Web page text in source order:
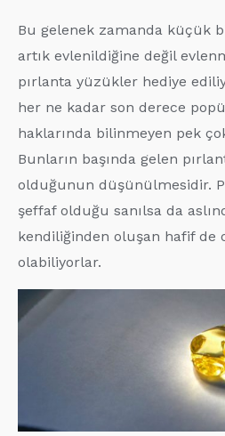
Bu gelenek zamanda küçük
artık evlenildiğine değil
pırlanta yüzükler hediye
her ne kadar son derece
haklarında bilinmeyen pek
Bunların başında gelen
olduğunun düşünülmesidir.
şeffaf olduğu sanılsa da
kendiliğinden oluşan hafif de
olabiliyorlar.